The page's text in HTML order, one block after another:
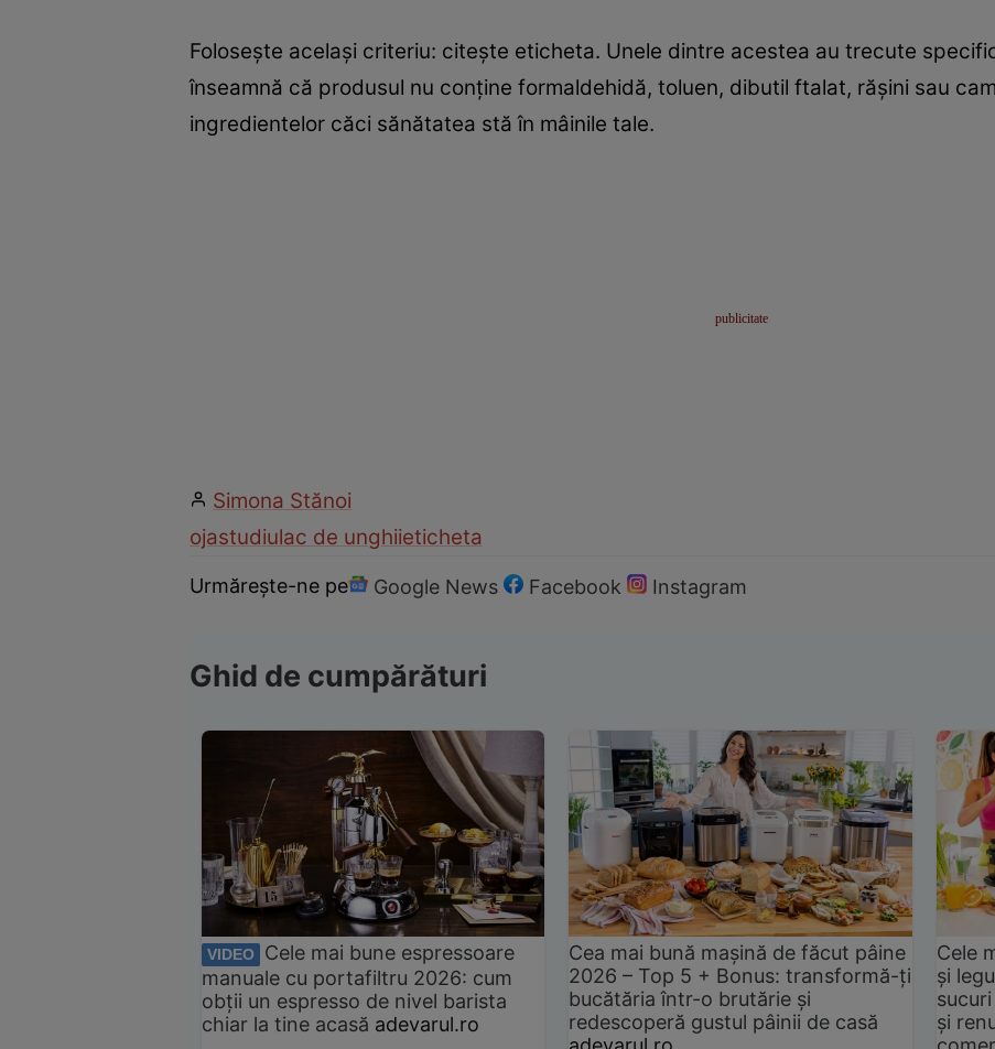
Foloseşte acelaşi criteriu: citeşte eticheta. Unele dintre acestea au trecute
înseamnă că produsul nu conţine formaldehidă, toluen, dibutil ftalat, răşini sau
ingredientelor căci sănătatea stă în mâinile tale.
Simona Stănoi
ojastudiulac de unghiieticheta
Urmărește-ne pe Google News Facebook Instagram
Ghid de cumpărături
VIDEO
Cele mai bune espressoare
manuale cu portafiltru 2026: cum
obții un espresso de nivel barista
chiar la tine acasă adevarul.ro
Cea mai bună mașină de făcut pâine
2026 – Top 5 + Bonus: transformă-ți
bucătăria într-o brutărie și
redescoperă gustul pâinii de casă
Cele
și
și